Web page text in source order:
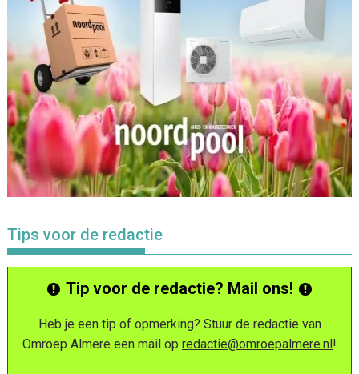
Tips voor de redactie
Tip voor de redactie? Mail ons!
Heb je een tip of opmerking? Stuur de redactie van
Omroep Almere een mail op redactie@omroepalmere.nl!